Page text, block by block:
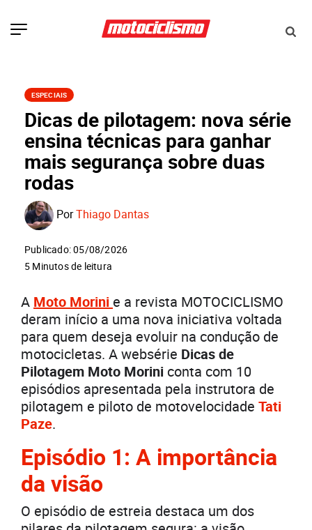
ESPECIAIS
Dicas de pilotagem: nova série
ensina técnicas para ganhar
mais segurança sobre duas
rodas
PorThiago Dantas
Publicado: 05/08/2026
5 Minutos de leitura
A Moto Morini e a revista MOTOCICLISMO
deram início a uma nova iniciativa voltada
para quem deseja evoluir na condução de
motocicletas. A websérie Dicas de
Pilotagem Moto Morini conta com 10
episódios apresentada pela instrutora de
pilotagem e piloto de motovelocidade Tati
Paze.
Episódio 1: A importância
da visão
O episódio de estreia destaca um dos